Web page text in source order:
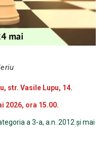
str. Vasile Lupu, 14.
2026, ora 15.00.
a 3-a, a.n. 2012 și mai